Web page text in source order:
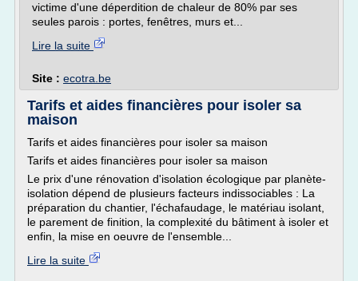
victime d'une déperdition de chaleur de 80% par ses
seules parois : portes, fenêtres, murs et...
Lire la suite
Site : ecotra.be
Tarifs et aides financières pour isoler sa
maison
Tarifs et aides financières pour isoler sa maison
Tarifs et aides financières pour isoler sa maison
Le prix d'une rénovation d'isolation écologique par planète-
isolation dépend de plusieurs facteurs indissociables : La
préparation du chantier, l'échafaudage, le matériau isolant,
le parement de finition, la complexité du bâtiment à isoler et
enfin, la mise en oeuvre de l'ensemble...
Lire la suite